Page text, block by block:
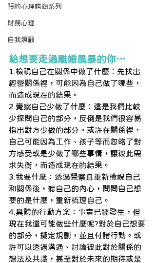
預約心理諮商系列
財務心理
自我照顧
給想要走過離婚風暴的你…
1.檢視自己在關係中做了什麼：先找出
經營關係裡，可能因為自己做了哪些，
而造成現在的結果。
2.覺察自己少做了什麼：這是我們比較
少探問自己的部分，反倒是我們很容易
指出對方少做的部分。或許在關係裡，
自己可能因為工作、孩子等而忽略了對
方感受或是少做了哪些事情，讓彼此需
求失衡，而造成現在的結果。
3.我要什麼：透過覺察且重新檢視自己
和關係後，聽自己的內心，問問自己想
要的是什麼，重新梳理自己。
4.具體的行動方案：事實已經發生，但
現在我還可能做些什麼呢?對於自己想要
的部分，擬定規劃，並且付諸行動。或
許可以透過溝通、討論彼此對於關係的
想法及共識，甚至對於未來的期待或是